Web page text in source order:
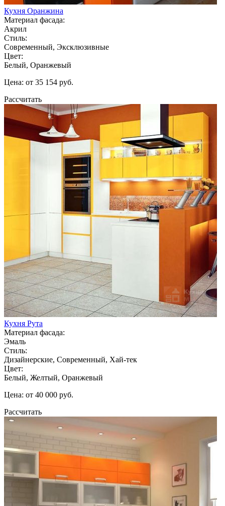
Кухня Оранжина
Материал фасада:
Акрил
Стиль:
Современный, Эксклюзивные
Цвет:
Белый, Оранжевый
Цена: от 35 154 руб.
Рассчитать
Кухня Рута
Материал фасада:
Эмаль
Стиль:
Дизайнерские, Современный, Хай-тек
Цвет:
Белый, Желтый, Оранжевый
Цена: от 40 000 руб.
Рассчитать